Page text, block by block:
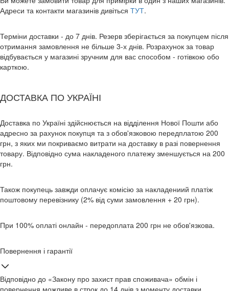
Адреси та контакти магазинів дивіться ТУТ.
Терміни доставки - до 7 днів. Резерв зберігається за покупцем після
отримання замовлення не більше 3-х днів. Розрахунок за товар
відбувається у магазині зручним для вас способом - готівкою обо
карткою.
ДОСТАВКА ПО УКРАЇНІ
Доставка по Україні здійснюється на відділення Нової Пошти або
адресно за рахунок покупця та з обов'язковою передплатою 200
грн, з яких ми покриваємо витрати на доставку в разі повернення
товару. Відповідно сума накладеного платежу зменшується на 200
грн.
Також покупець завжди оплачує комісію за накладениий платіж
поштовому перевізнику (2% від суми замовлення + 20 грн).
При 100% оплаті онлайн - передоплата 200 грн не обов'язкова.
Повернення і гарантії
Відповідно до «Закону про захист прав споживача» обмін і
повернення можливе в строк до 14 днів з моменту доставки